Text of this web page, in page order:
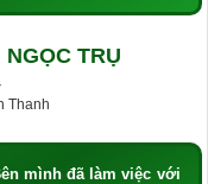
NGỌC TRỤ
Thanh
mình đã làm việc với